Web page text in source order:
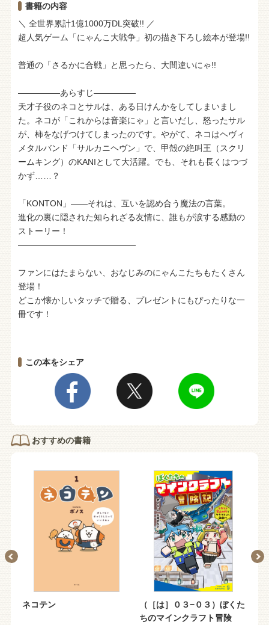
書籍の内容
＼ 全世界累計1億1000万DL突破!! ／
超人気ゲーム「にゃんこ大戦争」初の描き下ろし絵本が登場!!
普通の「さるかに合戦」と思ったら、大間違いにゃ!!
―――――あらすじ―――――
天才子役のネコとサルは、ある日けんかをしてしまいまし
た。ネコが「これからは音楽にゃ」と言いだし、怒ったサル
が、柿をなげつけてしまったのです。やがて、ネコはヘヴィ
メタルバンド「サルカニヘヴン」で、甲殻の絶叫王（スクリ
ームキング）のKANIとして大活躍。でも、それも長くはつづ
かず……？
「KONTON」――それは、互いを認め合う魔法の言葉。
進化の裏に隠された知られざる友情に、誰もが涙する感動の
ストーリー！
――――――――――――――
ファンにはたまらない、おなじみのにゃんこたちもたくさん
登場！
どこか懐かしいタッチで贈る、プレゼントにもぴったりな一
冊です！
この本をシェア
おすすめの書籍
ネコテン
（［は］０３−０３）ぼくた
ちのマインクラフト冒険